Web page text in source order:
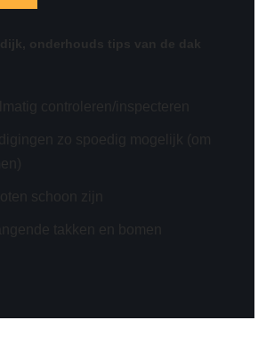
onderhouds tips
controleren/inspecteren
zo spoedig mogelijk (om
schoon zijn
takken en bomen